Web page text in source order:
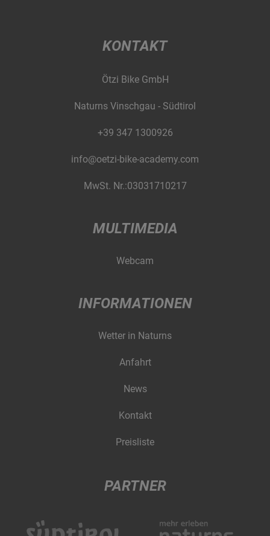
KONTAKT
Ötzi Bike GmbH
Naturns Vinschgau - Südtirol
+39 347 1300926
info@oetzi-bike-academy.com
MwSt. Nr.:03031710217
MULTIMEDIA
Webcam
INFORMATIONEN
Wetter in Naturns
Anfahrt
News
Kontakt
Preisliste
PARTNER